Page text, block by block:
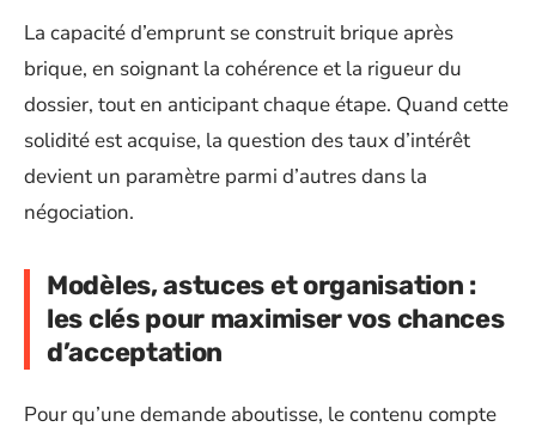
La capacité d’emprunt se construit brique après
brique, en soignant la cohérence et la rigueur du
dossier, tout en anticipant chaque étape. Quand cette
solidité est acquise, la question des taux d’intérêt
devient un paramètre parmi d’autres dans la
négociation.
Modèles, astuces et organisation :
les clés pour maximiser vos chances
d’acceptation
Pour qu’une demande aboutisse, le contenu compte